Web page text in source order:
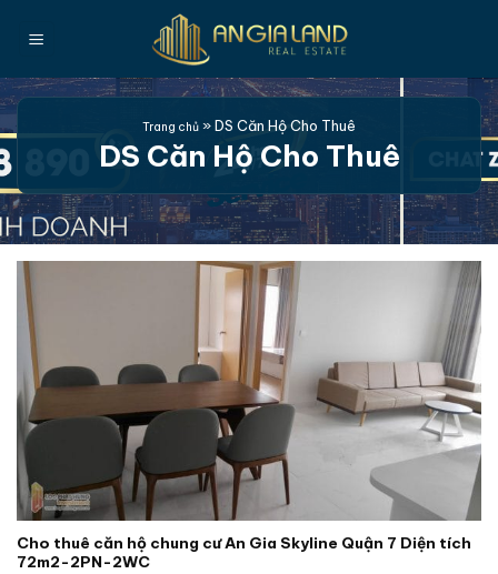
qua
dung
Trang chủ »DS Căn Hộ Cho Thuê
DS Căn Hộ Cho Thuê
Cho thuê căn hộ chung cư An Gia Skyline Quận 7 Diện tích
72m2-2PN-2WC